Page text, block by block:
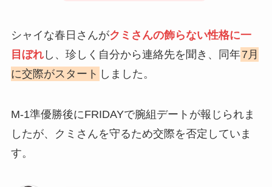
シャイな春日さんがクミさんの飾らない性格に一
目ぼれし、珍しく自分から連絡先を聞き、同年7月
に交際がスタート しました。
M-1準優勝後にFRIDAYで腕組デートが報じられま
したが、クミさんを守るため交際を否定していま
す。